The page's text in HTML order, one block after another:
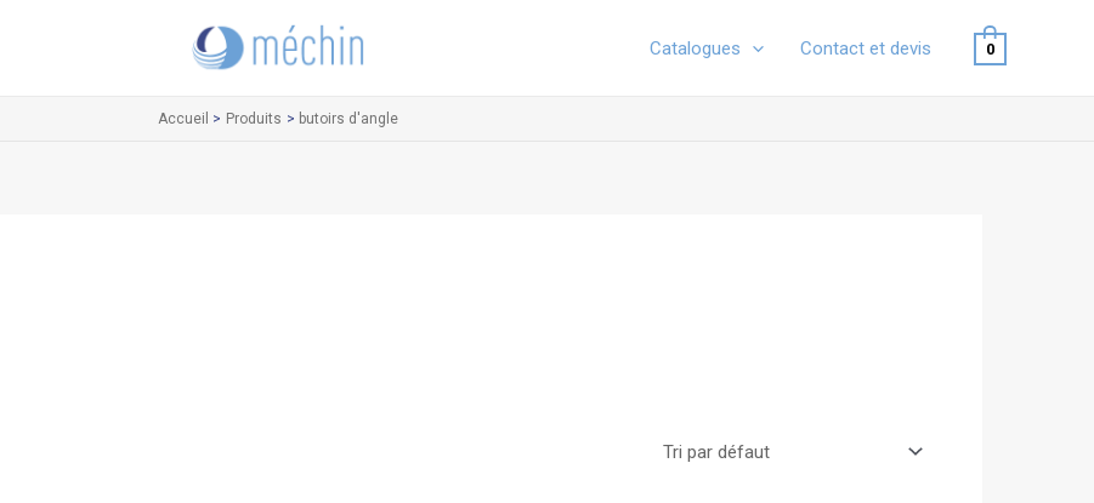
Catalogues Contact et devis 0
Accueil Produits butoirs d'angle